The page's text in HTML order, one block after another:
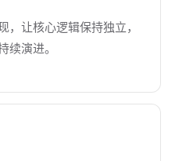
，让核心逻辑保持独立，
续演进。